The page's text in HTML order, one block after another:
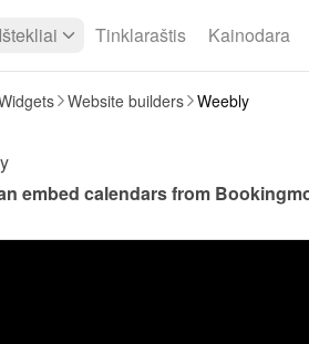
Ištekliai Tinklaraštis Kainodara
Website builders Weebly
embed calendars from